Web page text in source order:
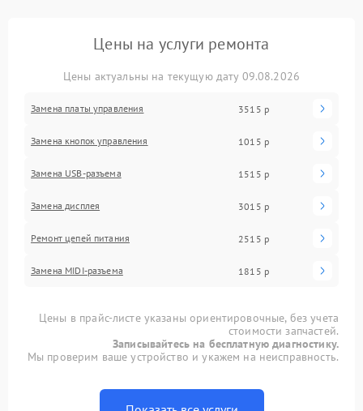
Цены на услуги ремонта
Цены актуальны на текущую дату 09.08.2026
Замена платы управления 3515 р
Замена кнопок управления 1015 р
Замена USB-разъема 1515 р
Замена дисплея 3015 р
Ремонт цепей питания 2515 р
Замена MIDI-разъема 1815 р
Цены в прайс-листе указаны ориентировочные, без учета
стоимости запчастей.
Записывайтесь на бесплатную диагностику.
Мы проверим ваше устройство и укажем на неисправность.